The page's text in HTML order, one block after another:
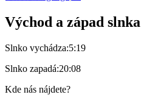
Východ a západ slnka
Slnko vychádza:5:19
Slnko zapadá:20:08
Kde nás nájdete?